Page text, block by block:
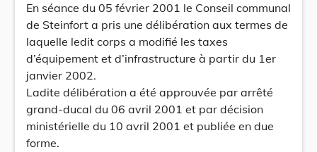
En séance du 05 février 2001 le Conseil communal
de Steinfort a pris une délibération aux termes de
laquelle ledit corps a modifié les taxes
d’équipement et d’infrastructure à partir du 1er
janvier 2002.
Ladite délibération a été approuvée par arrêté
grand-ducal du 06 avril 2001 et par décision
ministérielle du 10 avril 2001 et publiée en due
forme.